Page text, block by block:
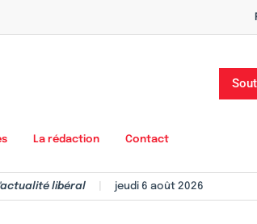
La rédaction Contact
libéral jeudi 6 août 2026